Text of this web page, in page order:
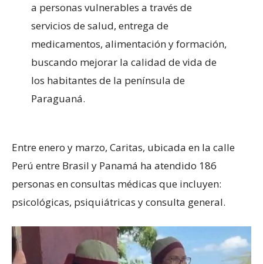
a personas vulnerables a través de
servicios de salud, entrega de
medicamentos, alimentación y formación,
buscando mejorar la calidad de vida de
los habitantes de la península de
Paraguaná.
Entre enero y marzo, Caritas, ubicada en la calle
Perú entre Brasil y Panamá ha atendido 186
personas en consultas médicas que incluyen:
psicológicas, psiquiátricas y consulta general.